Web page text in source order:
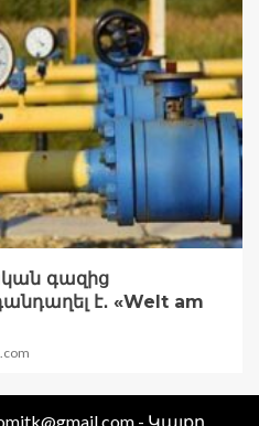
գազից
է․ «Welt am
- Կայքը